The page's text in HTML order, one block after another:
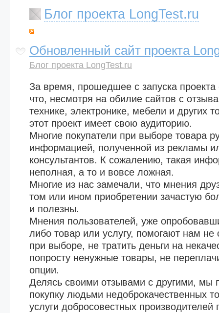
Блог проекта LongTest.ru
Обновленный сайт проекта
Блог проекта LongTest.ru
За время, прошедшее с запуска проекта
что, несмотря на обилие сайтов с
технике, электронике, мебели и других
этот проект имеет свою аудиторию.
Многие покупатели при выборе товара
информацией, полученной из рекламы
консультантов. К сожалению, такая
неполная, а то и вовсе ложная.
Многие из нас замечали, что мнения
том или ином приобретении зачастую
и полезны.
Мнения пользователей, уже
либо товар или услугу, помогают нам не
при выборе, не тратить деньги на
попросту ненужные товары, не
опции.
Делясь своими отзывами с другими, мы
покупку людьми недоброкачественных
услуги добросовестных производителей